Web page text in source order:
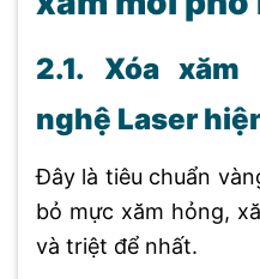
2.1. Xóa
nghệ Laser
Đây là tiêu chuẩn
bỏ mực xăm hỏng,
và triệt để nhất.